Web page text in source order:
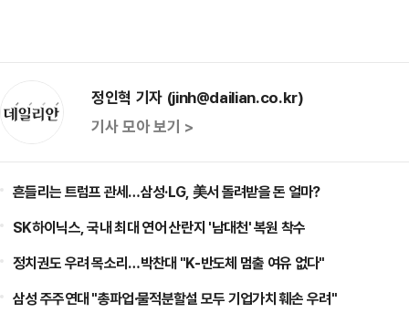
정인혁 기자 (jinh@dailian.co.kr)
기사 모아 보기 >
흔들리는 트럼프 관세…삼성·LG, 美서 돌려받을 돈 얼마?
SK하이닉스, 국내 최대 연어 산란지 '남대천' 복원 착수
정치권도 우려 목소리…박찬대 "K-반도체 멈출 여유 없다"
삼성 주주연대 "총파업·물적분할설 모두 기업가치 훼손 우려"